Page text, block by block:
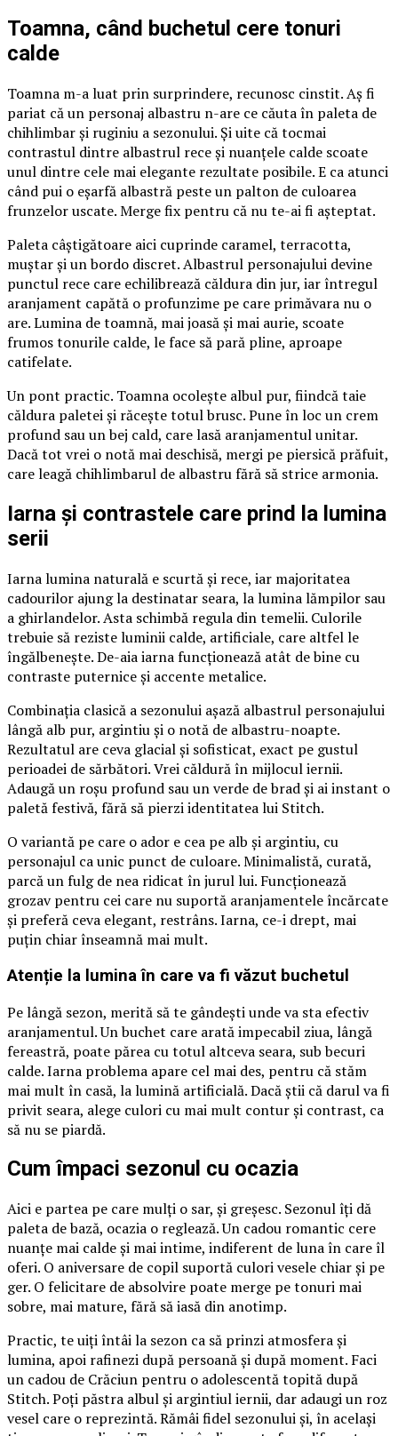
Toamna, când buchetul cere tonuri
calde
Toamna m-a luat prin surprindere, recunosc cinstit. Aș fi
pariat că un personaj albastru n-are ce căuta în paleta de
chihlimbar și ruginiu a sezonului. Și uite că tocmai
contrastul dintre albastrul rece și nuanțele calde scoate
unul dintre cele mai elegante rezultate posibile. E ca atunci
când pui o eșarfă albastră peste un palton de culoarea
frunzelor uscate. Merge fix pentru că nu te-ai fi așteptat.
Paleta câștigătoare aici cuprinde caramel, terracotta,
muștar și un bordo discret. Albastrul personajului devine
punctul rece care echilibrează căldura din jur, iar întregul
aranjament capătă o profunzime pe care primăvara nu o
are. Lumina de toamnă, mai joasă și mai aurie, scoate
frumos tonurile calde, le face să pară pline, aproape
catifelate.
Un pont practic. Toamna ocolește albul pur, fiindcă taie
căldura paletei și răcește totul brusc. Pune în loc un crem
profund sau un bej cald, care lasă aranjamentul unitar.
Dacă tot vrei o notă mai deschisă, mergi pe piersică prăfuit,
care leagă chihlimbarul de albastru fără să strice armonia.
Iarna și contrastele care prind la lumina
serii
Iarna lumina naturală e scurtă și rece, iar majoritatea
cadourilor ajung la destinatar seara, la lumina lămpilor sau
a ghirlandelor. Asta schimbă regula din temelii. Culorile
trebuie să reziste luminii calde, artificiale, care altfel le
îngălbenește. De-aia iarna funcționează atât de bine cu
contraste puternice și accente metalice.
Combinația clasică a sezonului așază albastrul personajului
lângă alb pur, argintiu și o notă de albastru-noapte.
Rezultatul are ceva glacial și sofisticat, exact pe gustul
perioadei de sărbători. Vrei căldură în mijlocul iernii.
Adaugă un roșu profund sau un verde de brad și ai instant o
paletă festivă, fără să pierzi identitatea lui Stitch.
O variantă pe care o ador e cea pe alb și argintiu, cu
personajul ca unic punct de culoare. Minimalistă, curată,
parcă un fulg de nea ridicat în jurul lui. Funcționează
grozav pentru cei care nu suportă aranjamentele încărcate
și preferă ceva elegant, restrâns. Iarna, ce-i drept, mai
puțin chiar înseamnă mai mult.
Atenție la lumina în care va fi văzut buchetul
Pe lângă sezon, merită să te gândești unde va sta efectiv
aranjamentul. Un buchet care arată impecabil ziua, lângă
fereastră, poate părea cu totul altceva seara, sub becuri
calde. Iarna problema apare cel mai des, pentru că stăm
mai mult în casă, la lumină artificială. Dacă știi că darul va fi
privit seara, alege culori cu mai mult contur și contrast, ca
să nu se piardă.
Cum împaci sezonul cu ocazia
Aici e partea pe care mulți o sar, și greșesc. Sezonul îți dă
paleta de bază, ocazia o reglează. Un cadou romantic cere
nuanțe mai calde și mai intime, indiferent de luna în care îl
oferi. O aniversare de copil suportă culori vesele chiar și pe
ger. O felicitare de absolvire poate merge pe tonuri mai
sobre, mai mature, fără să iasă din anotimp.
Practic, te uiți întâi la sezon ca să prinzi atmosfera și
lumina, apoi rafinezi după persoană și după moment. Faci
un cadou de Crăciun pentru o adolescentă topită după
Stitch. Poți păstra albul și argintiul iernii, dar adaugi un roz
vesel care o reprezintă. Rămâi fidel sezonului și, în același